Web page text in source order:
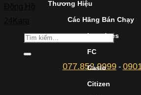
077.852.9999-
Thương Hiệu
Các Hãng Bán Chạy
Longines
FC
Casio
Citizen